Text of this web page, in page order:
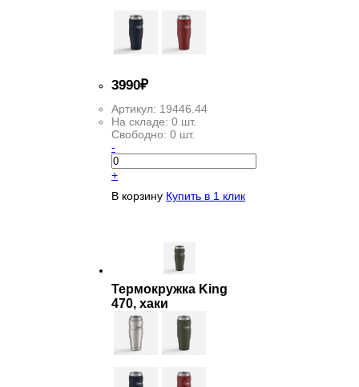
3990₽
Артикул: 19446.44
На складе: 0 шт.
Свободно: 0 шт.
-
+
В корзину Купить в 1 клик
Термокружка King
470, хаки